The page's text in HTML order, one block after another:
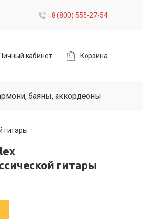
8 (800) 555-27-54
кабинет Корзина
баяны, аккордеоны
гитары
гитары